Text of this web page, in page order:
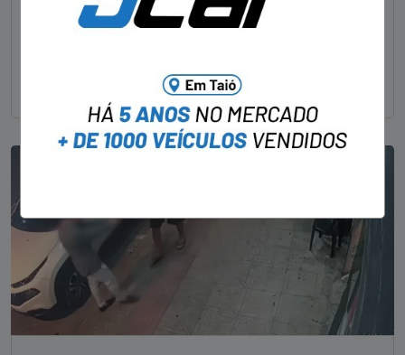
Um dos dois foragidos investigados pelo latrocínio de